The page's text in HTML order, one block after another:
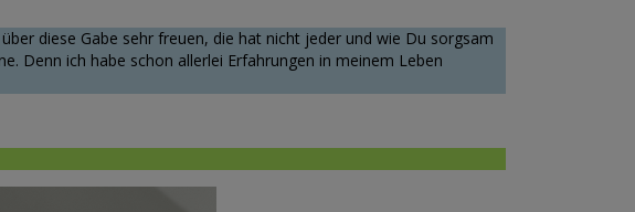
diese Gabe sehr freuen, die hat nicht jeder und wie Du sorgsam
Denn ich habe schon allerlei Erfahrungen in meinem Leben